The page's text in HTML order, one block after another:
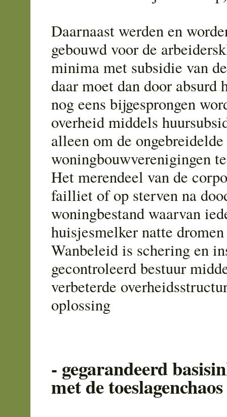
Daarnaast werden en
gebouwd voor de
minima met subsidie van
daar moet dan door absurd
nog eens bijgesprongen
overheid middels
alleen om de
woningbouwverenigingen
Het merendeel van de
failliet of op sterven na
woningbestand waarvan
huisjesmelker natte
Wanbeleid is schering en
gecontroleerd bestuur
verbeterde
oplossing
- gegarandeerd
met de toeslagenchaos